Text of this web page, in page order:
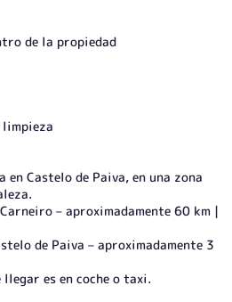
de la propiedad
Castelo de Paiva, en una zona
– aproximadamente 60 km |
de Paiva – aproximadamente 3
es en coche o taxi.